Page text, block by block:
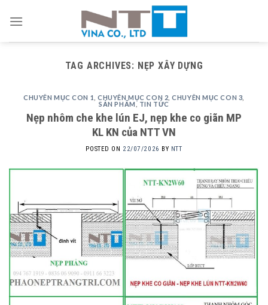
TAG ARCHIVES: NẸP XÂY DỰNG
CHUYÊN MỤC CON 1 ,CHUYÊN MỤC CON 2 ,CHUYÊN MỤC CON 3
SẢN PHẨM , TIN TỨC
Nẹp nhôm che khe lún EJ, nẹp khe co giãn MP
KL KN của NTT VN
POSTED ON 22/07/2026 BY NTT